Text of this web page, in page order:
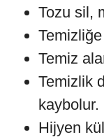
Tozu sil,
Temiz
Temizlik
kaybolur.
Hijyen